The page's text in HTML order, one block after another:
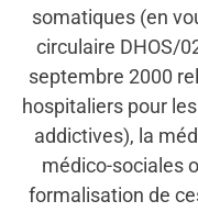
somatiques (en
circulaire DHOS/
septembre 2000
hospitaliers pour
addictives), la
médico-sociales
formalisation de